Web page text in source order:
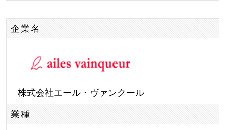
企業名
株式会社エール・ヴァンクール
業種